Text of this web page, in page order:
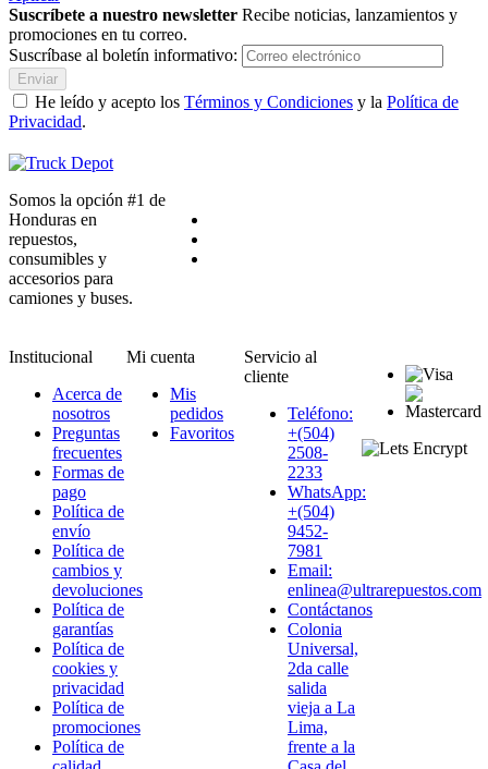
Suscríbete a nuestro newsletter Recibe noticias, lanzamientos y
promociones en tu correo.
Suscríbase al boletín informativo:
Enviar
He leído y acepto los Términos y Condiciones y la Política de
Privacidad.
Somos la opción #1 de
Honduras en
repuestos,
consumibles y
accesorios para
camiones y buses.
Institucional
Acerca de
nosotros
Preguntas
frecuentes
Formas de
pago
Política de
envío
Política de
cambios y
devoluciones
Política de
garantías
Política de
cookies y
privacidad
Política de
promociones
Política de
Mi cuenta
Mis
pedidos
Favoritos
Servicio al
cliente
Teléfono:
+(504)
2508-
2233
WhatsApp:
+(504)
9452-
7981
Email:
enlinea@ultrarepuestos.com
Contáctanos
Colonia
Universal,
2da calle
salida
vieja a La
Lima,
frente a la